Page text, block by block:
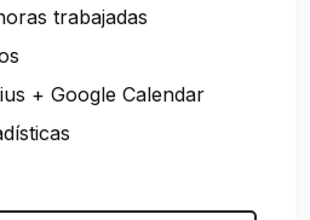
trabajadas
+ Google Calendar